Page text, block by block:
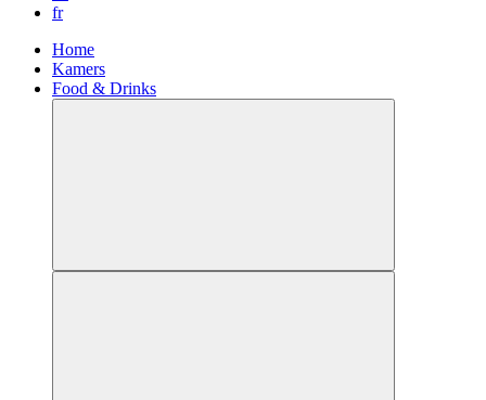
fr
Home
Kamers
Food & Drinks